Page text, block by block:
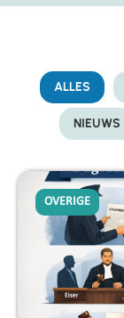
ALLES
NIEUWS
OVERIGE